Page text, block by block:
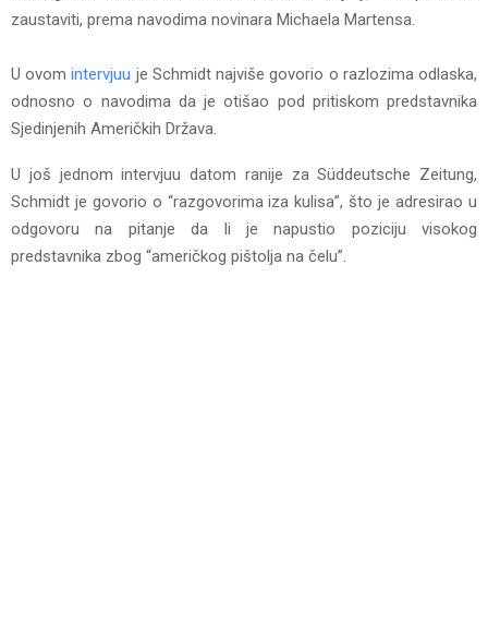
zaustaviti, prema navodima novinara Michaela Martensa.
U ovomintervjuu je Schmidt najviše govorio o razlozima odlaska,
odnosno o navodima da je otišao pod pritiskom predstavnika
Sjedinjenih Američkih Država.
U još jednom intervjuu datom ranije za Süddeutsche Zeitung,
Schmidt je govorio o “razgovorima iza kulisa”, što je adresirao u
odgovoru na pitanje da li je napustio poziciju visokog
predstavnika zbog “američkog pištolja na čelu”.